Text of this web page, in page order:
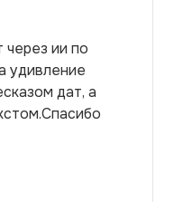
нейросети
худшего,
с